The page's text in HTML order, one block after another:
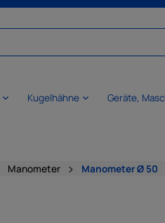
Kugelhähne Geräte,
Manometer Manometer Ø 50